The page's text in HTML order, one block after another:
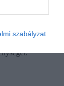
szabályzat
21,
nélkül